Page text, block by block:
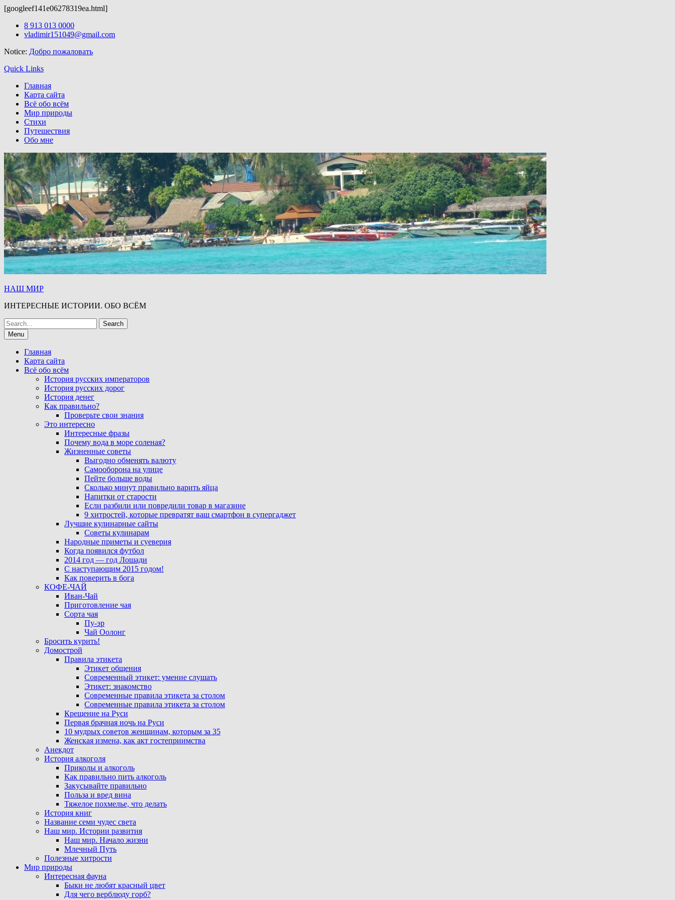
[googleef141e06278319ea.html]
Skip
8 913 013 0000
vladimir151049@gmail.com
Notice: Добро пожаловать
Quick Links
Главная
Карта сайта
Всё обо всём
Мир природы
Стихи
Путешествия
Обо мне
НАШ МИР
ИНТЕРЕСНЫЕ ИСТОРИИ. ОБО ВСЁМ
Search
for:Menu
Главная
Карта сайта
Всё обо всём
История русских императоров
История русских дорог
История денег
Как правильно?
Проверьте свои знания
Это интересно
Интересные фразы
Почему вода в море соленая?
Жизненные советы
Выгодно обменять валюту
Самооборона на улице
Пейте больше воды
Сколько минут правильно варить яйца
Напитки от старости
Если разбили или повредили товар в магазине
9 хитростей, которые превратят ваш смартфон в супергаджет
Лучшие кулинарные сайты
Советы кулинарам
Народные приметы и суеверия
Когда появился футбол
2014 год — год Лошади
С наступающим 2015 годом!
Как поверить в бога
КОФЕ-ЧАЙ
Иван-Чай
Приготовление чая
Сорта чая
Пу-эр
Чай Оолонг
Бросить курить!
Домострой
Правила этикета
Этикет общения
Современный этикет: умение слушать
Этикет: знакомство
Современные правила этикета за столом
Современные правила этикета за столом
Крещение на Руси
Первая брачная ночь на Руси
10 мудрых советов женщинам, которым за 35
Женская измена, как акт гостеприимства
Анекдот
История алкоголя
Приколы и алкоголь
Как правильно пить алкоголь
Закусывайте правильно
Польза и вред вина
Тяжелое похмелье, что делать
История книг
Название семи чудес света
Наш мир. Истории развития
Наш мир. Начало жизни
Млечный Путь
Полезные хитрости
Мир природы
Интересная фауна
Быки не любят красный цвет
Для чего верблюду горб?